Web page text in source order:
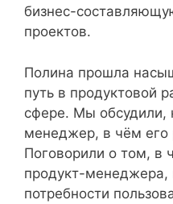
бизнес-
проектов.
Полина прошла
путь в продуктовой
сфере. Мы обсудили,
менеджер, в чём его
Поговорили о том, в
продукт-менеджера,
потребности